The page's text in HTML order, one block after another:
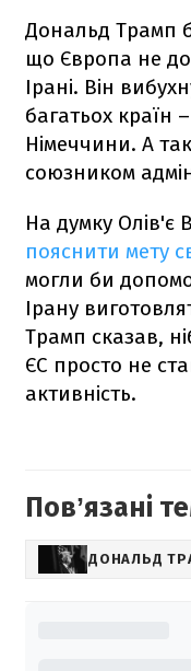
Дональд Трамп
що Європа не
Ірані. Він
багатьох країн
Німеччини. А
союзником
На думку Олів'є
пояснити мету
могли би
Ірану
Трамп сказав,
ЄС просто не
активність.
Повʼязані
ДОНАЛЬД